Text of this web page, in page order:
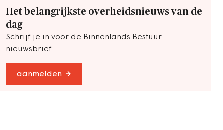
Het belangrijkste overheidsnieuws van de
dag
Schrijf je in voor de Binnenlands Bestuur
nieuwsbrief
aanmelden